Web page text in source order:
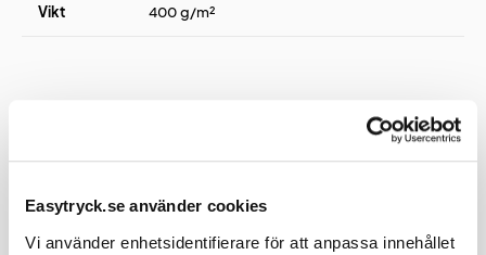
Easytryck.se använder cookies
Vi använder enhetsidentifierare för att anpassa innehållet
Vikt 400 g/m²